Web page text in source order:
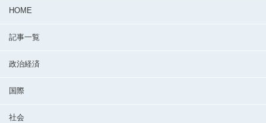
HOME
記事一覧
政治経済
国際
社会